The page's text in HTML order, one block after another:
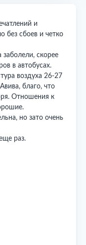
и
без сбоев и четко
скорее
в автобусах.
воздуха 26-27
благо, что
Отношения к
но зато очень
раз.